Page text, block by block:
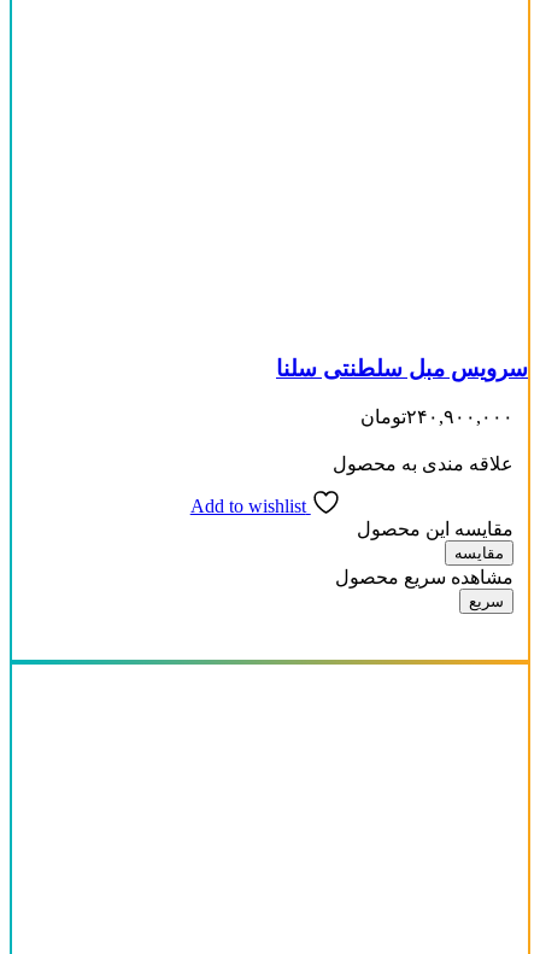
سرویس مبل سلطنتی سلنا
۲۴۰,۹۰۰,۰۰۰تومان
علاقه مندی به محصول
Add to wishlist
مقایسه این محصول
مقایسه
مشاهده سریع محصول
سریع